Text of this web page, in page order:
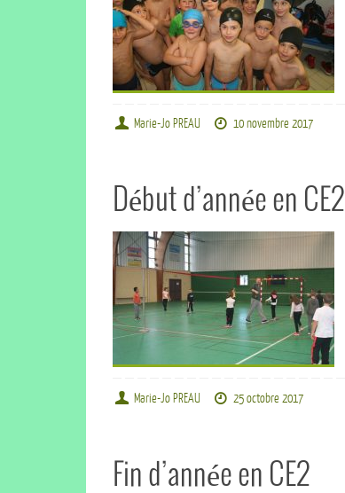
Marie-Jo PREAU 10 novembre 2017
Début d’année en CE2
Marie-Jo PREAU 25 octobre 2017
Fin d’année en CE2